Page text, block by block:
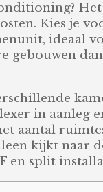
Kies je
ideaal
gebouwen
in aanleg
aantal
kijkt naar
en split